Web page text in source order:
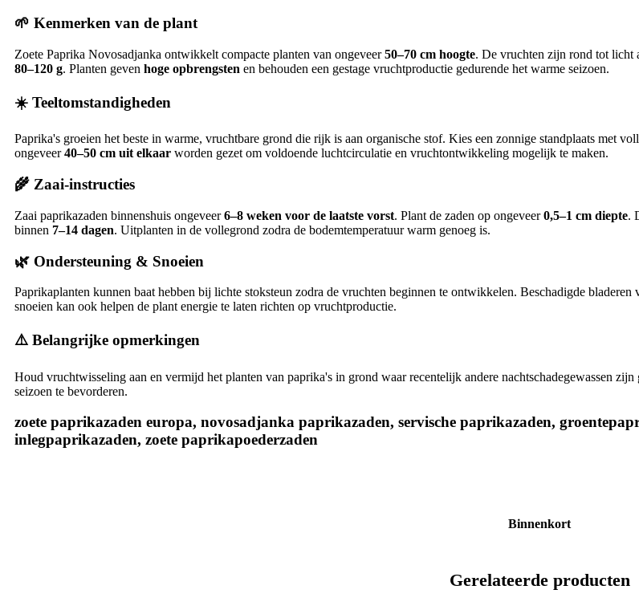
🌱 Kenmerken van de plant
Zoete Paprika Novosadjanka ontwikkelt compacte planten van ongeveer50–70 cm hoogte. De vruchten zijn rond tot licht
80–120 g. Planten geven hoge opbrengsten en behouden een gestage vruchtproductie gedurende het warme seizoen.
☀️ Teeltomstandigheden
Paprika's groeien het beste in warme, vruchtbare grond die rijk is aan organische stof. Kies een zonnige standplaats met
ongeveer40–50 cm uit elkaar worden gezet om voldoende luchtcirculatie en vruchtontwikkeling mogelijk te maken.
🌾 Zaai-instructies
Zaai paprikazaden binnenshuis ongeveer6–8 weken voor de laatste vorst. Plant de zaden op ongeveer0,5–1 cm diepte.
binnen 7–14 dagen. Uitplanten in de vollegrond zodra de bodemtemperatuur warm genoeg is.
🌿 Ondersteuning & Snoeien
Paprikaplanten kunnen baat hebben bij lichte stoksteun zodra de vruchten beginnen te ontwikkelen. Beschadigde
snoeien kan ook helpen de plant energie te laten richten op vruchtproductie.
⚠️ Belangrijke opmerkingen
Houd vruchtwisseling aan en vermijd het planten van paprika's in grond waar recentelijk andere nachtschadegewassen
seizoen te bevorderen.
zoete paprikazaden europa, novosadjanka paprikazaden, servische paprikazaden,
inlegpaprikazaden, zoete paprikapoederzaden
Binnenkort
Gerelateerde producten